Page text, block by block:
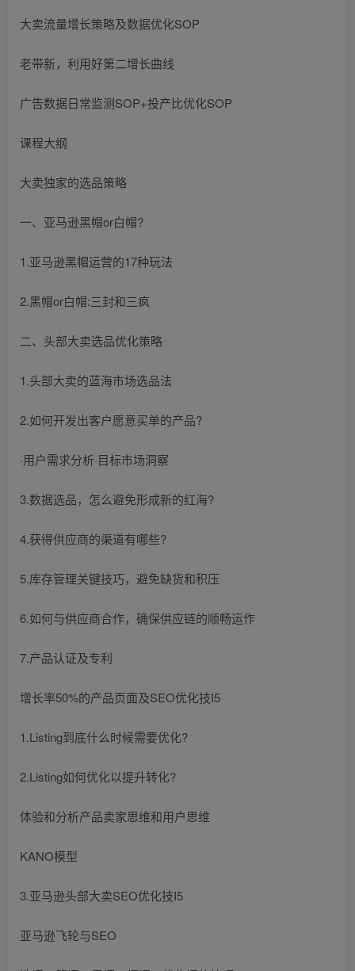
大卖流量增长策略及数据优化SOP
老带新，利用好第二增长曲线
广告数据日常监测SOP+投产比优化SOP
课程大纲
大卖独家的选品策略
一、亚马逊黑帽or白帽?
1.亚马逊黑帽运营的17种玩法
2.黑帽or白帽:三封和三疯
二、头部大卖选品优化策略
1.头部大卖的蓝海市场选品法
2.如何开发出客户愿意买单的产品?
·用户需求分析·目标市场洞察
3.数据选品，怎么避免形成新的红海?
4.获得供应商的渠道有哪些?
5.库存管理关键技巧，避免缺货和积压
6.如何与供应商合作，确保供应链的顺畅运作
7.产品认证及专利
增长率50%的产品页面及SEO优化技I5
1.Listing到底什么时候需要优化?
2.Listing如何优化以提升转化?
体验和分析产品卖家思维和用户思维
KANO模型
3.亚马逊头部大卖SEO优化技I5
亚马逊飞轮与SEO